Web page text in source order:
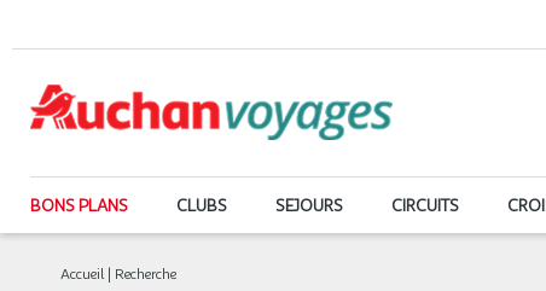
BONS PLANS CLUBS SEJOURS CIRCUITS
Accueil Recherche